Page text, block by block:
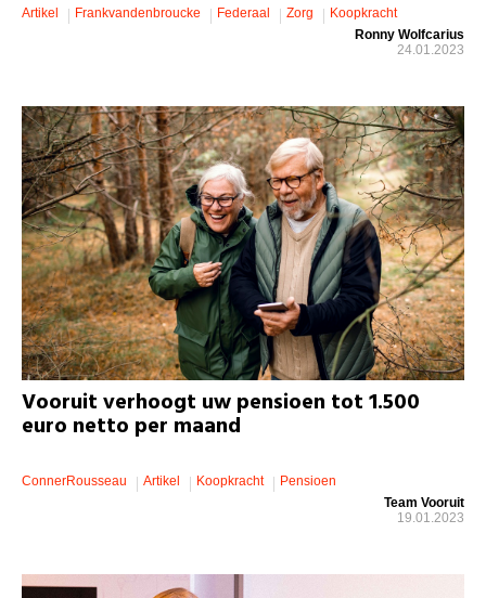
Artikel Frankvandenbroucke Federaal Zorg
Koopkracht
Ronny Wolfcarius
24.01.2023
Vooruit verhoogt uw pensioen tot 1.500
euro netto per maand
ConnerRousseau Artikel Koopkracht
Pensioen
Team Vooruit
19.01.2023